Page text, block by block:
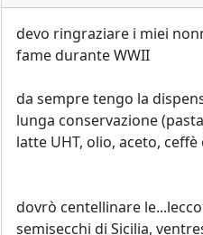
devo ringraziare i miei
fame durante WWII
da sempre tengo la
lunga conservazione
latte UHT, olio, aceto, ceffè
dovrò centellinare
semisecchi di Sicilia,